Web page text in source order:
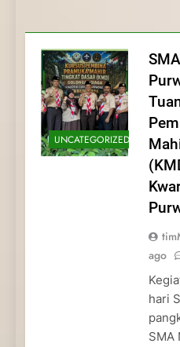
dan
Pramuka
Pramuka
Kepedulian
UNCATEGORIZED
ago
hari
SMA